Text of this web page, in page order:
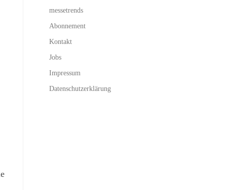
messetrends
Abonnement
Kontakt
Jobs
Impressum
Datenschutzerklärung